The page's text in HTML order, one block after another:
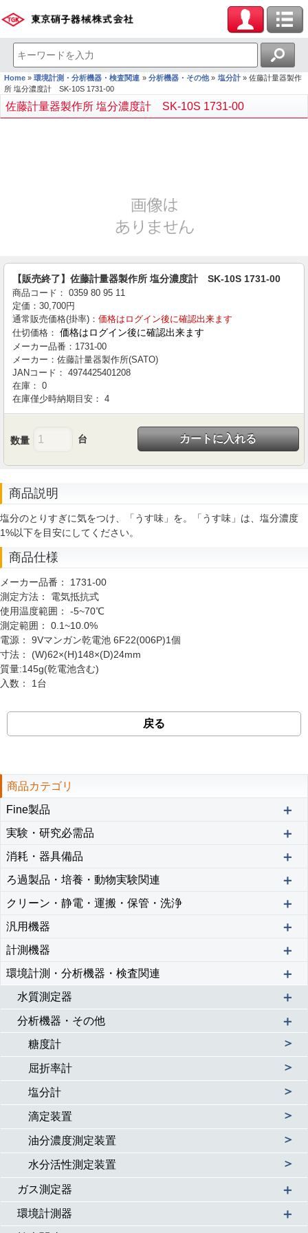
Home 環境計測・分析機器・検査関連 分析機器・その他 塩分計
佐藤計量器製作
所 塩分濃度計 SK-10S 1731-00
佐藤計量器製作所 塩分濃度計 SK-10S 1731-00
【販売終了】佐藤計量器製作所 塩分濃度計 SK-10S 1731-00
商品コード： 0359 80 95 11
定価： 30,700円
通常販売価格(掛率)： 価格はログイン後に確認出来ます
仕切価格： 価格はログイン後に確認出来ます
メーカー品番： 1731-00
メーカー： 佐藤計量器製作所(SATO)
JANコード： 4974425401208
在庫： 0
在庫僅少時納期目安： 4
数量 台 カートに入れる
商品説明
塩分のとりすぎに気をつけ、「うす味」を。「うす味」は、塩分濃度
1%以下を目安にしてください。
商品仕様
メーカー品番： 1731-00
測定方法： 電気抵抗式
使用温度範囲： -5~70℃
測定範囲： 0.1~10.0%
電源： 9Vマンガン乾電池 6F22(006P)1個
寸法： (W)62×(H)148×(D)24mm
質量:145g(乾電池含む)
入数： 1台
戻る
商品カテゴリ
Fine製品
＋
実験・研究必需品 ＋
消耗・器具備品 ＋
ろ過製品・培養・動物実験関連 ＋
クリーン・静電・運搬・保管・洗浄 ＋
汎用機器 ＋
計測機器 ＋
環境計測・分析機器・検査関連 ＋
水質測定器 ＋
分析機器・その他 ＋
糖度計 ＞
屈折率計 ＞
塩分計 ＞
滴定装置 ＞
油分濃度測定装置 ＞
水分活性測定装置 ＞
ガス測定器 ＋
環境計測器 ＋